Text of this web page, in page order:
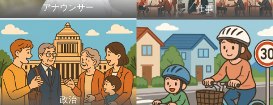
アナウンサー 仕事
政治